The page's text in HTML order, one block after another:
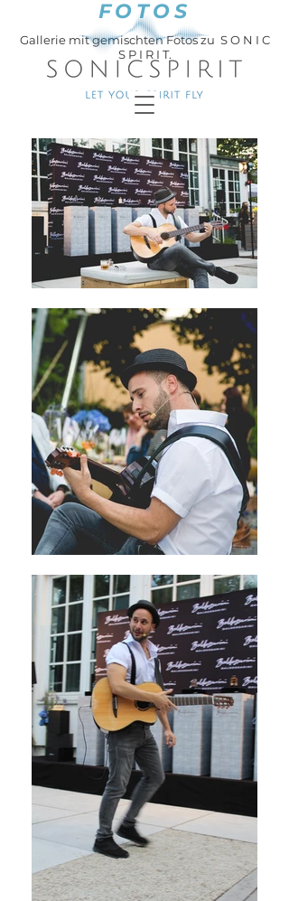
FOTOS
Gallerie mit gemischten Fotos zu S O N I C
S P I R I T.